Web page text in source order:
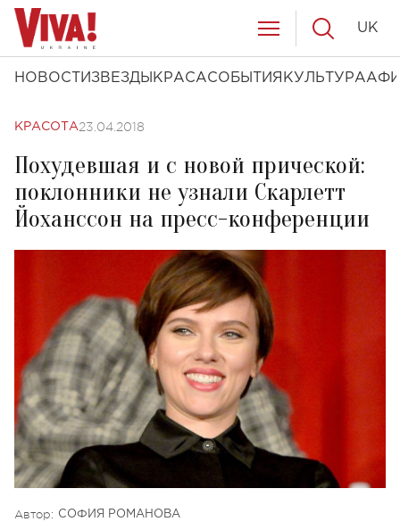
НОВОСТИ ЗВЕЗДЫ КРАСАСОБЫТИЯ КУЛЬТУРА
UK
КРАСОТА23.04.2018
Похудевшая и с новой прической:
поклонники не узнали Скарлетт
Йоханссон на пресс-конференции
Автор: СОФИЯ РОМАНОВА